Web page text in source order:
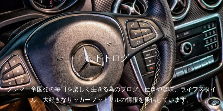
トトログ
グンマー帝国発の毎日を楽しく生きる為のブログ。仕事や趣味、ライフスタイ
ル、大好きなサッカーフットサルの情報を発信しています。